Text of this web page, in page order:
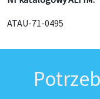
ATAU-71-0495